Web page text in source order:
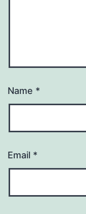
Name *
Email *